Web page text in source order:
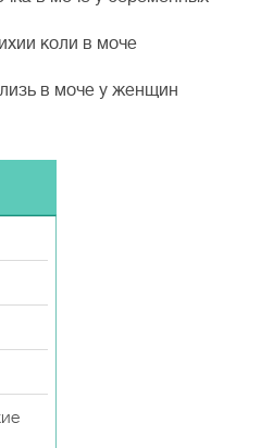
коли в моче
в моче у женщин